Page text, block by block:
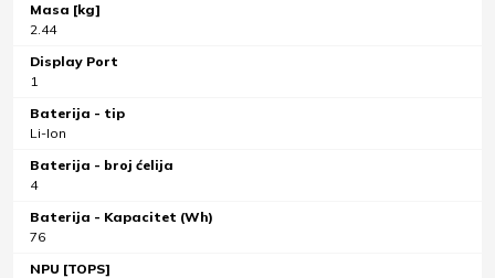
Masa [kg]
2.44
Display Port
1
Baterija - tip
Li-Ion
Baterija - broj ćelija
4
Baterija - Kapacitet (Wh)
76
NPU [TOPS]